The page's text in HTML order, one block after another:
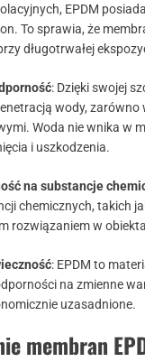
EPDM
To sprawia, że
długotrwałej
: Dzięki swojej
wody,
Woda nie wnika w
i uszkodzenia.
na substancje
chemicznych, takich
rozwiązaniem w
: EPDM to
na zmienne
uzasadnione.
membran